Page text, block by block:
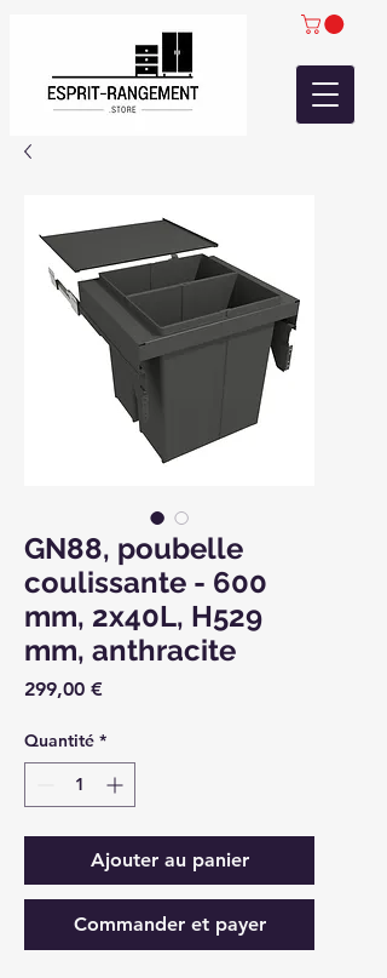
GN88, poubelle
coulissante - 600
mm, 2x40L, H529
mm, anthracite
299,00 €
Quantité *
Ajouter au panier
Commander et payer